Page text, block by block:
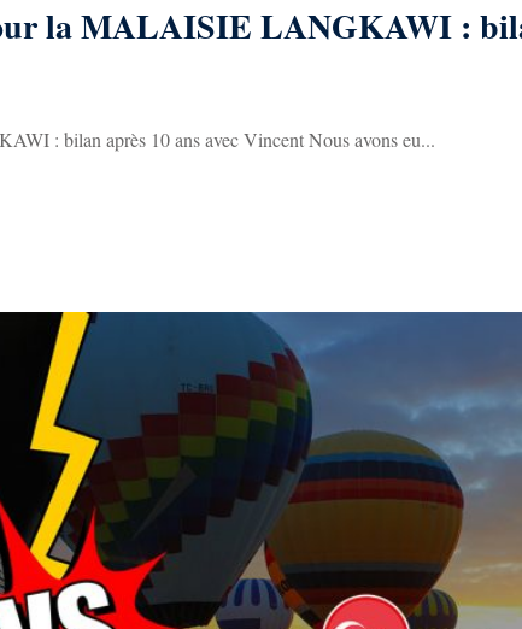
la MALAISIE LANGKAWI :
: bilan après 10 ans avec Vincent Nous avons eu...